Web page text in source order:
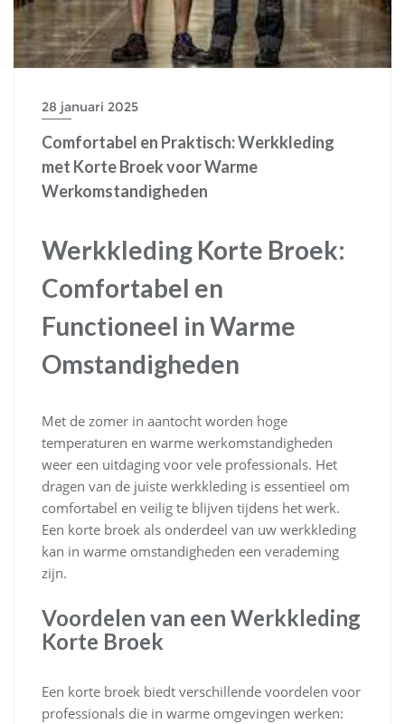
28 januari 2025
Comfortabel en Praktisch: Werkkleding
met Korte Broek voor Warme
Werkomstandigheden
Werkkleding Korte Broek:
Comfortabel en
Functioneel in Warme
Omstandigheden
Met de zomer in aantocht worden hoge
temperaturen en warme werkomstandigheden
weer een uitdaging voor vele professionals. Het
dragen van de juiste werkkleding is essentieel om
comfortabel en veilig te blijven tijdens het werk.
Een korte broek als onderdeel van uw werkkleding
kan in warme omstandigheden een verademing
zijn.
Voordelen van een Werkkleding
Korte Broek
Een korte broek biedt verschillende voordelen voor
professionals die in warme omgevingen werken: